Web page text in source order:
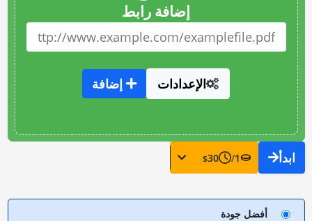
إضافة رابط
الإعدادات إضافة
ابدأ 1
/
30
s
أفضل جودة